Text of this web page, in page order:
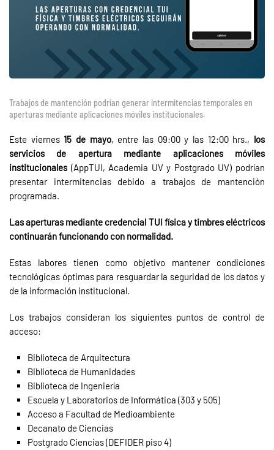
Trabajos de mantención podrían generar intermitencias temporales en
aperturas mediante aplicaciones móviles institucionales.
Este viernes 15 de mayo, entre las 09:00 y las 12:00 hrs., los
servicios de apertura mediante aplicaciones móviles
institucionales (AppTUI, Academia UV y Postgrado UV) podrían
presentar intermitencias debido a trabajos de mantención
programada.
Las aperturas mediante credencial TUI física y timbres eléctricos
continuarán funcionando con normalidad.
Estas labores tienen como objetivo mantener condiciones
tecnológicas óptimas para resguardar la seguridad de los datos y
de la información institucional.
Los trabajos consideran los siguientes puntos de control de
acceso:
Biblioteca de Arquitectura
Biblioteca de Humanidades
Biblioteca de Ingeniería
Escuela y Laboratorios de Informática (303 y 505)
Acceso a Facultad de Medioambiente
Decanato de Ciencias
Postgrado Ciencias (DEFIDER piso 4)